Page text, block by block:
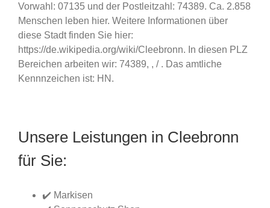
Vorwahl: 07135 und der Postleitzahl: 74389. Ca. 2.858
Menschen leben hier. Weitere Informationen über
diese Stadt finden Sie hier:
https://de.wikipedia.org/wiki/Cleebronn. In diesen PLZ
Bereichen arbeiten wir: 74389, , / . Das amtliche
Kennnzeichen ist: HN.
Unsere Leistungen in Cleebronn
für Sie:
✔️ Markisen